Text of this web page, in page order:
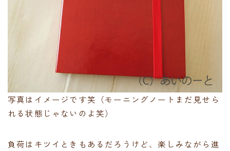
写真はイメージです笑（モーニングノートまだ見せら
れる状態じゃないのよ笑）
負荷はキツイときもあるだろうけど、楽しみながら進